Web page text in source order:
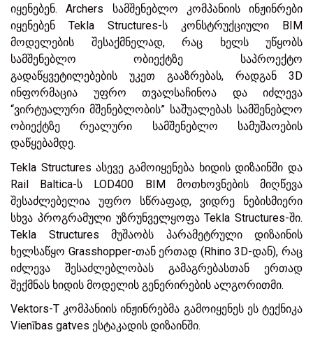
იყენებენ. Archers სამშენებლო კომპანიის ინჟინრები
იყენებენ Tekla Structures-ს კონსტრუქციული BIM
მოდელების შესაქმნელად, რაც ხელს უწყობს
სამშენებლო ობიექტზე საპროექტო
გადაწყვეტილებების უკეთ გააზრებას, რადგან 3D
ინფორმაცია უფრო თვალსაჩინოა და იძლევა
“ვირტუალური მშენებლობის” საშუალებას სამშენებლო
ობიექტზე რეალური სამშენებლო სამუშაოების
დაწყებამდე.
Tekla Structures ასევე გამოიყენება ხიდის დიზაინში და
Rail Baltica-ს LOD400 BIM მოთხოვნების მიღწევა
შესაძლებელია უფრო სწრაფად, ვიდრე ნებისმიერი
სხვა პროგრამული უზრუნველყოფა Tekla Structures-ში.
Tekla Structures მუშაობს პარამეტრული დიზაინის
ხელსაწყო Grasshopper-თან ერთად (Rhino 3D-დან), რაც
იძლევა შესაძლებლობას გამაგრებასთან ერთად
შექმნას ხიდის მოდელის გენერირების ალგორითმი.
Vektors-T კომპანიის ინჟინრებმა გამოიყენეს ეს ტექნიკა
Vienības gatves ესტაკადის დიზაინში.